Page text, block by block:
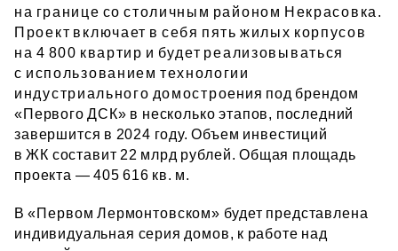
на границе со столичным районом Некрасовка.
Проект включает в себя пять жилых корпусов
на 4 800 квартир и будет реализовываться
с использованием технологии
индустриального домостроения под брендом
«Первого ДСК» в несколько этапов, последний
завершится в 2024 году. Объем инвестиций
в ЖК составит 22 млрд рублей. Общая площадь
проекта — 405 616 кв. м.
В «Первом Лермонтовском» будет представлена
индивидуальная серия домов, к работе над